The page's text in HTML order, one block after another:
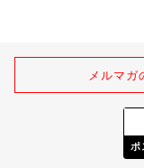
メルマガ
ポ